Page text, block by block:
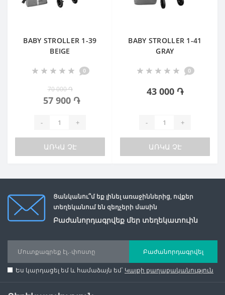
BABY STROLLER 1-39
BEIGE
0
70 000 ֏
57 900 ֏
- +
ԱՌԿԱ ՉԷ
BABY STROLLER 1-41
GRAY
0
43 000 ֏
- +
ԱՌԿԱ ՉԷ
Ցանկանու՞մ եք լինել առաջիններից, ովքեր
տեղեկանում են զեղչերի մասին
Բաժանորդագրվեք մեր տեղեկատուին
Բաժանորդագրվել
Ես կարդացել եմ և համաձայն եմ՝ Կայքի քաղաքականություն